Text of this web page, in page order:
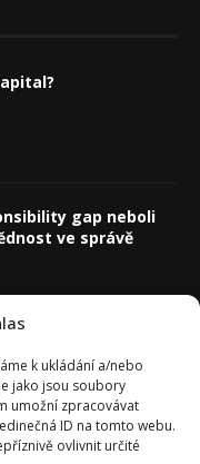
k ukládání a/nebo
jako jsou soubory
umožní zpracovávat
ID na tomto webu.
ovlivnit určité
gap neboli
ve správě